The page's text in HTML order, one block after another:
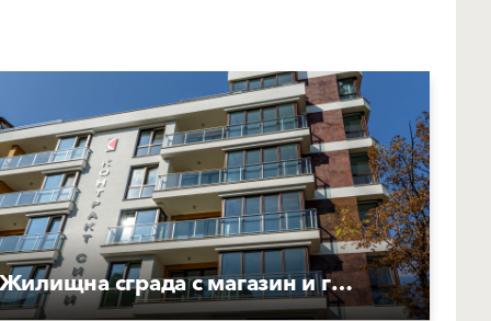
Жилищна сграда с магазин и гаражи